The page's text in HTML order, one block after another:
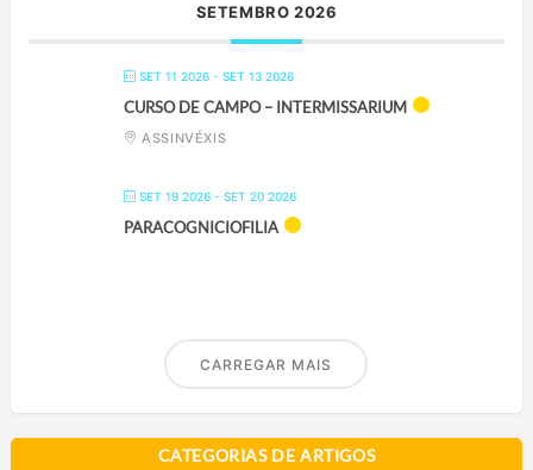
SETEMBRO 2026
SET 11 2026- SET 13 2026
CURSO DE CAMPO – INTERMISSARIUM
ASSINVÉXIS
SET 19 2026- SET 20 2026
PARACOGNICIOFILIA
CARREGAR MAIS
CATEGORIAS DE ARTIGOS